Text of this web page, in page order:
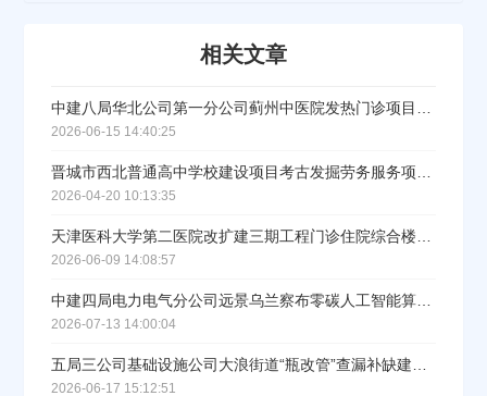
相关文章
中建八局华北公司第一分公司蓟州中医院发热门诊项目一二次结构劳务工程采购公告
2026-06-15 14:40:25
晋城市西北普通高中学校建设项目考古发掘劳务服务项目招标公告
2026-04-20 10:13:35
天津医科大学第二医院改扩建三期工程门诊住院综合楼E座项目钢结构安装劳务分包采购公告
2026-06-09 14:08:57
中建四局电力电气分公司远景乌兰察布零碳人工智能算力产业园（一期）机电专业分包工程-钢结构工程劳务分包采购公告
2026-07-13 14:00:04
五局三公司基础设施公司大浪街道“瓶改管”查漏补缺建设工程（三标）勘察设计施工总承包项目室外附属工程劳务分包采购
2026-06-17 15:12:51